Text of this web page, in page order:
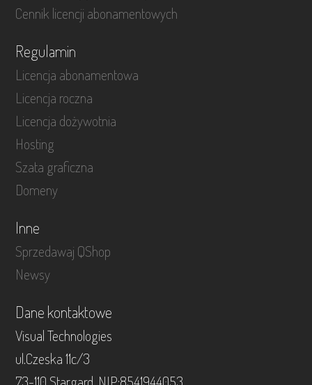
Cennik licencji abonamentowych
Regulamin
Licencja abonamentowa
Licencja roczna
Licencja dożywotnia
Hosting
Szata graficzna
Domeny
Inne
Sprzedawaj QShop
Newsy
Dane kontaktowe
Visual Technologies
ul.Czeska 11c/3